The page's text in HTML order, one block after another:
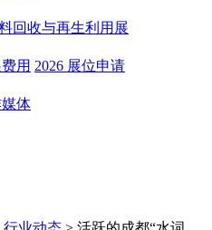
回收与再生利用展
用 2026 展位申请
体